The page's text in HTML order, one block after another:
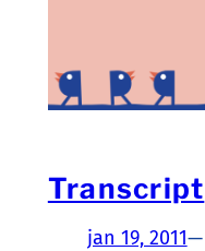
Transcript
jan 19, 2011—